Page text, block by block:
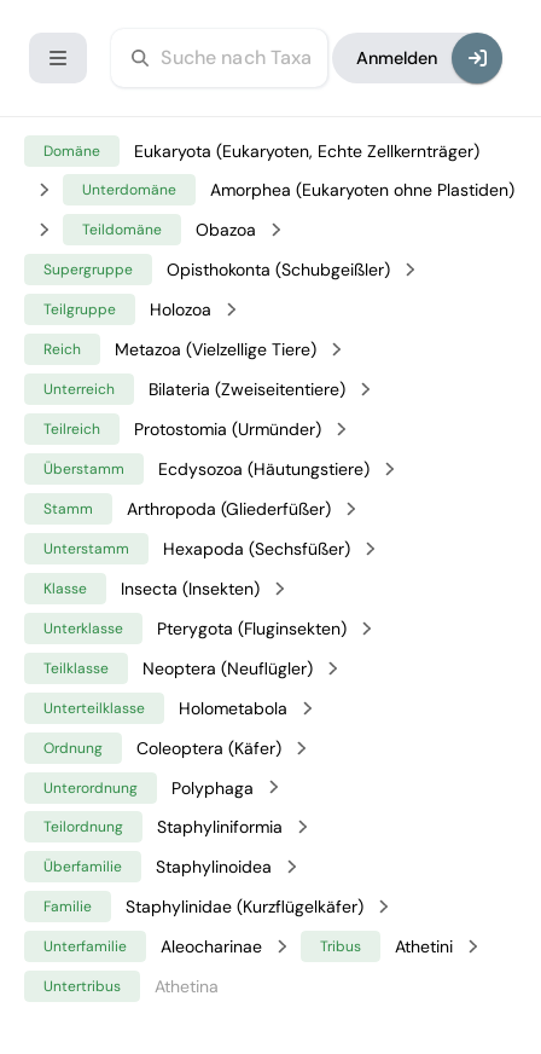
Anmelden
Domäne Eukaryota (Eukaryoten, Echte Zellkernträger)
Unterdomäne Amorphea (Eukaryoten ohne Plastiden)
Teildomäne Obazoa
Supergruppe Opisthokonta (Schubgeißler)
Teilgruppe Holozoa
Reich Metazoa (Vielzellige Tiere)
Unterreich Bilateria (Zweiseitentiere)
Teilreich Protostomia (Urmünder)
Überstamm Ecdysozoa (Häutungstiere)
Stamm Arthropoda (Gliederfüßer)
Unterstamm Hexapoda (Sechsfüßer)
Klasse Insecta (Insekten)
Unterklasse Pterygota (Fluginsekten)
Teilklasse Neoptera (Neuflügler)
Unterteilklasse Holometabola
Ordnung Coleoptera (Käfer)
Unterordnung Polyphaga
Teilordnung Staphyliniformia
Überfamilie Staphylinoidea
Familie Staphylinidae (Kurzflügelkäfer)
Unterfamilie Aleocharinae Tribus Athetini
Untertribus Athetina